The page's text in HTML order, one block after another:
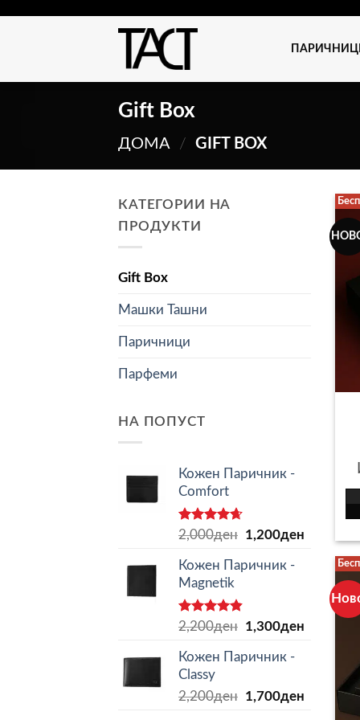
Gift Box
ДОМА / GIFT BOX
КАТЕГОРИИ НА
ПРОДУКТИ
Gift Box
Машки Ташни
Паричници
Парфеми
НА ПОПУСТ
Кожен Паричник -
Comfort
Оценето
од 5
2,000ден Original
was:
1,200ден
Кожен Паричник -
Magnetik
Оценето
од 5
2,200ден Original
was:
1,300ден
1,300ден.
Кожен Паричник -
Classy
2,200ден Original
1,700ден Current